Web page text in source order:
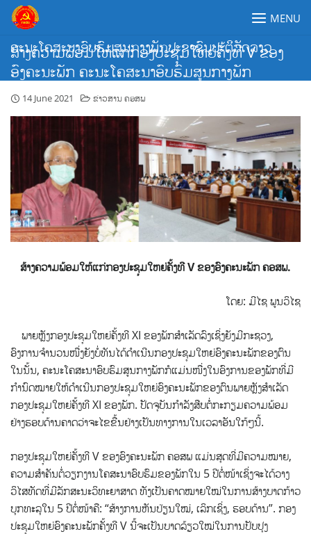
Skip
content
ຄະນະໂຄສະນາອົບຮົມສູນກາງພັກປະຊາຊົນປະຕິວັດລາວ
MENU
ສ້າງຄວາມພ້ອມໃຫ້ແກ່ກອງປະຊຸມໃຫຍ່ຄັ້ງທີ V ຂອງ
ອົງຄະນະພັກ ຄະນະໂຄສະນາອົບຮົມສູນກາງພັກ
14 June 2021 ຂ່າວສານ ຄອສພ
ສ້າງຄວາມພ້ອມໃຫ້ແກ່ກອງປະຊຸມໃຫຍ່ຄັ້ງທີVຂອງອົງຄະນະພັກ ຄອສພ.
ໂດຍ: ມີໄຊ ພູນວິໄຊ
ພາຍຫຼັງກອງປະຊຸມໃຫຍ່ຄັ້ງທີ XI ຂອງພັກສຳເລັດລົງເຊິ່ງຍັງມີກະຊວງ,
ອົງການຈຳນວນໜື່ງຍັງບໍ່ທັນໄດ້ດຳເນີນກອງປະຊຸມໃຫຍ່ອົງຄະນະພັກຂອງຕົນ
ໃນນັ້ນ, ຄະນະໂຄສະນາອົບຮົມສູນກາງພັກກໍແມ່ນໜື່ງໃນອົງການຂອງພັກທີ່ມີ
ກຳນົດໝາຍໃຫ້ດຳເນີນກອງປະຊຸມໃຫຍ່ອົງຄະນະພັກຂອງຕົນພາຍຫຼັງສຳເລັດ
ກອງປະຊຸມໃຫຍ່ຄັ້ງທີ XI ຂອງພັກ. ປັດຈຸບັນກຳລັງສືບຕໍ່ກະກຽມຄວາມພ້ອມ
ຢ່າງຮອບດ້ານຄາດວ່າຈະໄຂຂື້ນຢ່າງເປັນທາງການໃນເວລາອັນໃກ້ໆນີ້.
ກອງປະຊຸມໃຫຍ່ຄັ້ງທີ V ຂອງອົງຄະນະພັກ ຄອສພ ແມ່ນສຸດທີ່ມີຄວາມໝາຍ,
ຄວາມສຳຄັນຕໍ່ວຽກງານໂຄສະນາອົບຮົມຂອງພັກໃນ 5 ປີຕໍ່ໜ້າເຊິ່ງຈະໄດ້ວາງ
ວິໄສທັດທີ່ມີລັກສະນະວິທະຍາສາດ ທັງເປັນຄາດໝາຍໃໝ່ໃນການສ້າງບາດກ້າວ
ບຸກທະລຸໃນ 5 ປີຕໍ່ໜ້າຄື: “ສ້າງການຫັນປ່ຽນໃໝ່, ເລິກເຊິ່ງ, ຮອບດ້ານ”. ກອງ
ປະຊຸມໃຫຍ່ອົງຄະນະພັກຄັ້ງທີ V ນີ້ຈະເປັນບາດລ້ຽວໃໝ່ໃນການປັບປຸງ